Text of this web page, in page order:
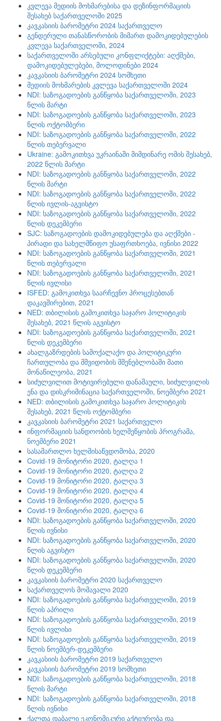
კვლევა მედიის მოხმარებისა და დეზინფორმაციის
შესახებ საქართველოში 2025
კავკასიის ბარომეტრი 2024 საქართველო
გენდერული თანასწორობის მიმართ დამოკიდებულების
კვლევა საქართველოში, 2024
საქართველოში არსებული კონფლიქტები: აღქმები,
დამოკიდებულებები, მოლოდინები 2024
კავკასიის ბარომეტრი 2024 სომხეთი
მედიის მოხმარების კვლევა საქართველოში 2024
NDI: საზოგადოების განწყობა საქართველოში, 2023
წლის მარტი
NDI: საზოგადოების განწყობა საქართველოში, 2023
წლის ოქტომბერი
NDI: საზოგადოების განწყობა საქართველოში, 2022
წლის თებერვალი
Ukraine: გამოკითხვა უკრაინაში მიმდინარე ომის შესახებ,
2022 წლის მარტი
NDI: საზოგადოების განწყობა საქართველოში, 2022
წლის მარტი
NDI: საზოგადოების განწყობა საქართველოში, 2022
წლის ივლის-აგვისტო
NDI: საზოგადოების განწყობა საქართველოში, 2022
წლის დეკემბერი
SJC: საზოგადოების დამოკიდებულება და აღქმები -
პირადი და სახელმწიფო უსაფრთხოება, ივნისი 2022
NDI: საზოგადოების განწყობა საქართველოში, 2021
წლის თებერვალი
NDI: საზოგადოების განწყობა საქართველოში, 2021
წლის ივლისი
ISFED: გამოკითხვა საარჩევნო პროცესებთან
დაკავშირებით, 2021
NED: თბილისის გამოკითხვა საჯარო პოლიტიკის
შესახებ, 2021 წლის აგვისტო
NDI: საზოგადოების განწყობა საქართველოში, 2021
წლის დეკემბერი
ახალგაზრდების სამოქალაქო და პოლიტიკური
ჩართულობა და მშვიდობის მშენებლობაში მათი
მონაწილეობა, 2021
სიძულვილით მოტივირებული დანაშაული, სიძულვილის
ენა და დისკრიმინაცია საქართველოში, ნოემბერი 2021
NED: თბილისის გამოკითხვა საჯარო პოლიტიკის
შესახებ, 2021 წლის ოქტომბერი
კავკასიის ბარომეტრი 2021 საქართველო
ინფორმაციის სანდოობის ხელშეწყობის პროგრამა,
ნოემბერი 2021
სასამართლო ხელმისაწვდომობა, 2020
Covid-19 მონიტორი 2020, ტალღა 1
Covid-19 მონიტორი 2020, ტალღა 2
Covid-19 მონიტორი 2020, ტალღა 3
Covid-19 მონიტორი 2020, ტალღა 4
Covid-19 მონიტორი 2020, ტალღა 5
Covid-19 მონიტორი 2020, ტალღა 6
NDI: საზოგადოების განწყობა საქართველოში, 2020
წლის ივნისი
NDI: საზოგადოების განწყობა საქართველოში, 2020
წლის აგვისტო
NDI: საზოგადოების განწყობა საქართველოში, 2020
წლის დეკემბერი
კავკასიის ბარომეტრი 2020 საქართველო
საქართველოს მომავალი 2020
NDI: საზოგადოების განწყობა საქართველოში, 2019
წლის აპრილი
NDI: საზოგადოების განწყობა საქართველოში, 2019
წლის ივლისი
NDI: საზოგადოების განწყობა საქართველოში, 2019
წლის ნოემბერ-დეკემბერი
კავკასიის ბარომეტრი 2019 საქართველო
კავკასიის ბარომეტრი 2019 სომხეთი
NDI: საზოგადოების განწყობა საქართველოში, 2018
წლის მარტი
NDI: საზოგადოების განწყობა საქართველოში, 2018
წლის ივნისი
ქალთა დაბალი ეკონომიკური აქტიურობა და